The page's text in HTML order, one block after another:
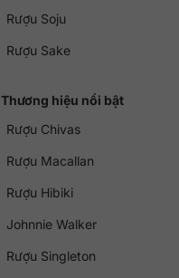
Rượu Soju
Rượu Sake
Thương hiệu nổi bật
Rượu Chivas
Rượu Macallan
Rượu Hibiki
Johnnie Walker
Rượu Singleton